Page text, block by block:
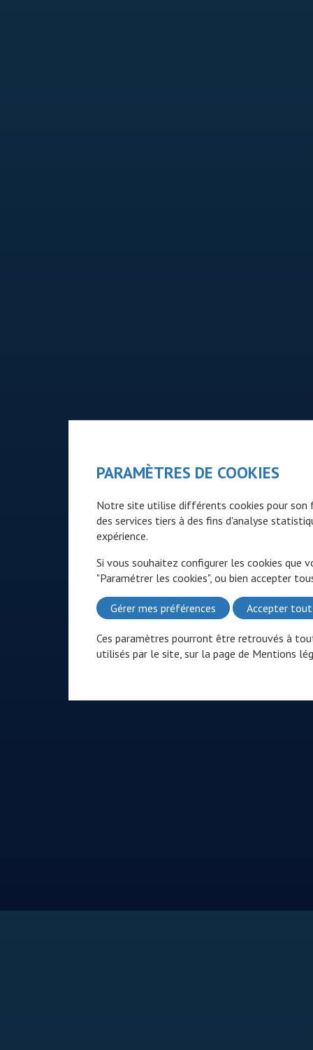
PARAMÈTRES DE COOKIES
Notre site utilise différents cookies pour son
des services tiers à des fins d'analyse
expérience.
Si vous souhaitez configurer les cookies que
"Paramétrer les cookies", ou bien accepter
Gérer mes préférences Accepter tout
Ces paramètres pourront être retrouvés à
utilisés par le site, sur la page de Mentions